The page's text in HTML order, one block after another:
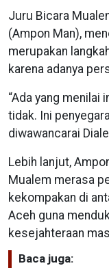
Juru Bicara
(Ampon Man),
merupakan
karena adanya
“Ada yang menilai
tidak. Ini
diwawancarai
Lebih lanjut,
Mualem merasa
kekompakan di
Aceh guna
kesejahteraan
Baca juga: